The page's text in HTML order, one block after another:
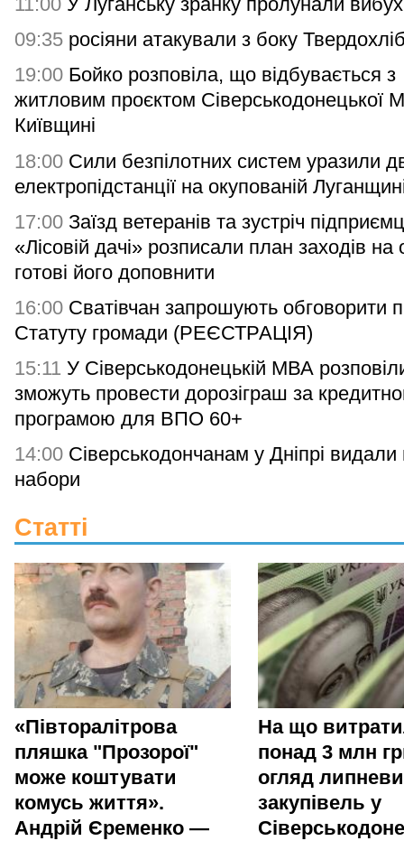
09:35 росіяни атакували з боку
19:00 Бойко розповіла, що відбувається з
житловим проєктом Сіверськодонецької
Київщині
18:00 Сили безпілотних систем уразили
електропідстанції на окупованій
17:00 Заїзд ветеранів та зустріч
«Лісовій дачі» розписали план заходів на
готові його доповнити
16:00 Сватівчан запрошують обговорити
Статуту громади (РЕЄСТРАЦІЯ)
15:11 У Сіверськодонецькій МВА
зможуть провести дорозіграш за
програмою для ВПО 60+
14:00 Сіверськодончанам у Дніпрі видали
набори
Статті
«Півторалітрова
пляшка "Прозорої"
може коштувати
комусь життя».
Андрій Єременко —
На що
понад 3 млн
огляд
закупівель у